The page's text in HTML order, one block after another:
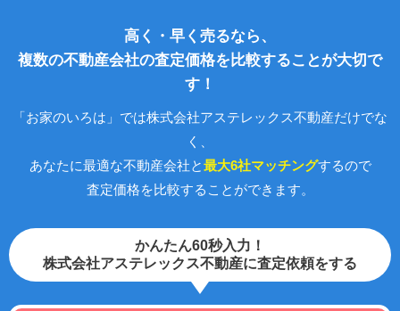
高く・早く売るなら、
複数の不動産会社の査定価格を比較することが大切で
す！
「お家のいろは」では株式会社アステレックス不動産だけでな
く、
あなたに最適な不動産会社と最大6社マッチングするので
査定価格を比較することができます。
かんたん60秒入力！
株式会社アステレックス不動産に査定依頼をする